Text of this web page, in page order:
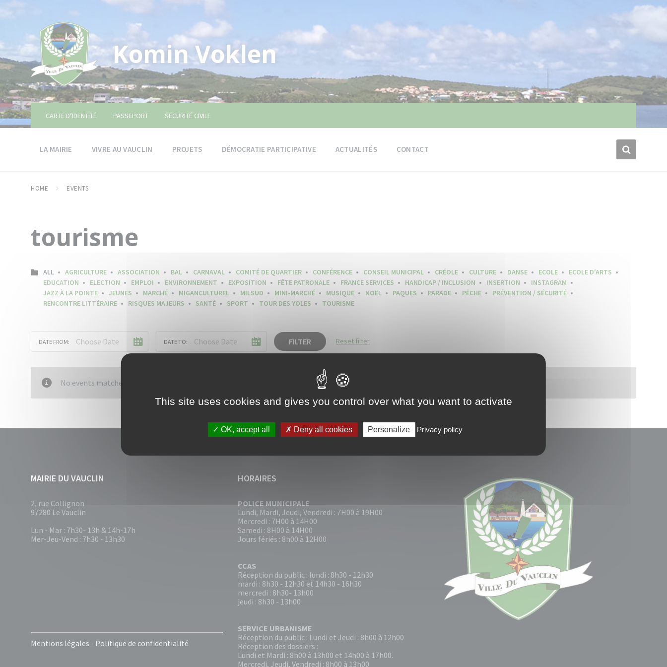
Komin Voklen
CARTE D’IDENTITÉ PASSEPORT SÉCURITÉ CIVILE
LA MAIRIE VIVRE AU VAUCLIN PROJETS DÉMOCRATIE PARTICIPATIVE ACTUALITÉS CONTACT
HOME EVENTS
tourisme
ALL AGRICULTURE ASSOCIATION BAL CARNAVAL COMITÉ DE QUARTIER CONFÉRENCE CONSEIL MUNICIPAL CRÉOLE CULTURE DANSE ECOLE
ECOLE D'ARTS
EDUCATION
ELECTION EMPLOI ENVIRONNEMENT EXPOSITION FÊTE PATRONALE FRANCE SERVICES HANDICAP / INCLUSION INSERTION
INSTAGRAM
JAZZ À LA POINTE
JEUNES MARCHÉ MIGANCULTUREL MILSUD MINI-MARCHÉ MUSIQUE NOËL PAQUES PARADE PÊCHE
PRÉVENTION / SÉCURITÉ
RENCONTRE LITTÉRAIRE
RISQUES MAJEURS SANTÉ SPORT TOUR DES YOLES TOURISME
DATE FROM: DATE TO: FILTER Reset filter
No events matched your criteria
MAIRIE DU VAUCLIN
2, rue Collignon
97280 Le Vauclin
Lun - Mar : 7h30- 13h & 14h-17h
Mer-Jeu-Vend : 7h30 - 13h30
Mentions légales - Politique de confidentialité
HORAIRES
POLICE MUNICIPALE
Lundi, Mardi, Jeudi, Vendredi : 7H00 à 19H00
Mercredi : 7H00 à 14H00
Samedi : 8H00 à 14H00
Jours fériés : 8h00 à 12H00
CCAS
Réception du public : lundi : 8h30 - 12h30
mardi : 8h30 - 12h30 et 14h30 - 16h30
mercredi : 8h30- 13h00
jeudi : 8h30 - 13h00
SERVICE URBANISME
Réception du public : Lundi et Jeudi : 8h00 à 12h00
Réception des dossiers :
Lundi et Mardi : 8h00 à 13h00 et 14h00 à 17h00.
Mercredi, Jeudi, Vendredi : 8h00 à 13h00
This site uses cookies and gives you control over what you want to activate
OK, accept all Deny all cookies Personalize Privacy policy